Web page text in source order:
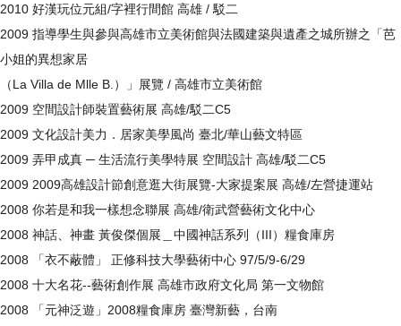
2010 好漢玩位元組/字裡行間館 高雄 / 駁二
2009 指導學生與參與高雄市立美術館與法國建築與遺產之城所辦之「芭
小姐的異想家居
（La Villa de Mlle B.）」展覽 / 高雄市立美術館
2009 空間設計師裝置藝術展 高雄/駁二C5
2009 文化設計美力．居家美學風尚 臺北/華山藝文特區
2009 弄甲成真 ─ 生活流行美學特展 空間設計 高雄/駁二C5
2009 2009高雄設計節創意逛大街展覽-大家提案展 高雄/左營捷運站
2008 你若是和我一樣想念聯展 高雄/衛武營藝術文化中心
2008 神話、神畫 黃俊傑個展＿中國神話系列（III）糧食庫房
2008 「衣不蔽體」 正修科技大學藝術中心 97/5/9-6/29
2008 十大名花--藝術創作展 高雄市政府文化局 第一文物館
2008 「元神泛遊」2008糧食庫房 臺灣新藝，台南